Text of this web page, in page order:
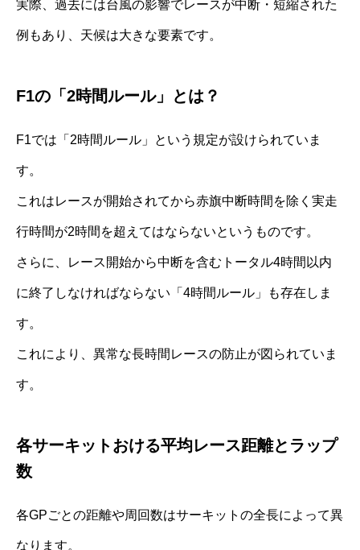
実際、過去には台風の影響でレースが中断・短縮された
例もあり、天候は大きな要素です。
F1の「2時間ルール」とは？
F1では「2時間ルール」という規定が設けられていま
す。
これはレースが開始されてから赤旗中断時間を除く実走
行時間が2時間を超えてはならないというものです。
さらに、レース開始から中断を含むトータル4時間以内
に終了しなければならない「4時間ルール」も存在しま
す。
これにより、異常な長時間レースの防止が図られていま
す。
各サーキットおける平均レース距離とラップ
数
各GPごとの距離や周回数はサーキットの全長によって異
なります。